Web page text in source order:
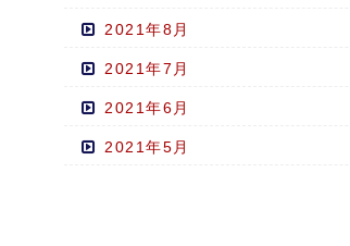
2021年8月
2021年7月
2021年6月
2021年5月